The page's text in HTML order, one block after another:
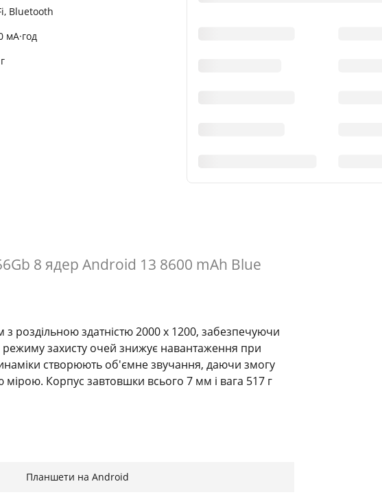
Bluetooth
мА·год
8 ядер Android 13 8600 mAh Blue
здатністю 2000 x 1200, забезпечуючи
захисту очей знижує навантаження при
створюють об'ємне звучання, даючи змогу
Корпус завтовшки всього 7 мм і вага 517 г
без обмежень.
Планшети на Android